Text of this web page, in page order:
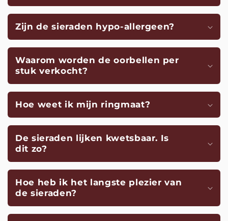
Zijn de sieraden hypo-allergeen?
Waarom worden de oorbellen per
stuk verkocht?
Hoe weet ik mijn ringmaat?
De sieraden lijken kwetsbaar. Is
dit zo?
Hoe heb ik het langste plezier van
de sieraden?